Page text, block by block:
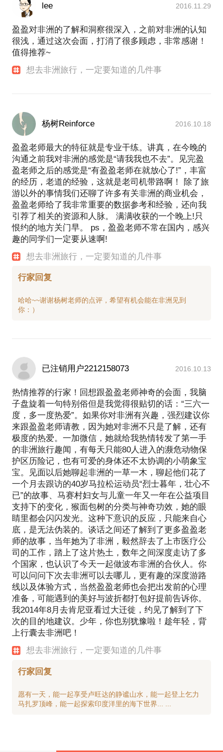
lee 2016.11.29
盈盈对非洲的了解和洞察很深入，之前对非洲的认知
很浅，通过这次会面，打消了很多顾虑，非常感谢！
值得推荐~
想去非洲旅行，一定要知道的几件事
杨树Reinforce 2016.10.18
盈盈老师最大的特征就是专业干练。讲真，在今晚的
沟通之前我对非洲的感觉是“请我我也不去”。见完盈
盈老师之后的感觉是“有盈盈老师在就放心了!”，丰富
的经历，老道的经验，这就是老司机带路啊！ 除了旅
游以外的事情我们还聊了许多有关非洲的商业机会，
盈盈老师给了我非常重要的数据参考和经验，还向我
引荐了相关的资源和人脉。 满满收获的一个晚上!只
恨约的地方关门早。 ps，盈盈老师不常在国内，感兴
趣的同学们一定要从速啊!
想去非洲旅行，一定要知道的几件事
行家回复
哈哈~~谢谢杨树老师的点评，希望有机会能在非洲见到
已注销用户2212158073 2016.10.13
热情推荐的行家！回想跟盈盈老师神奇的会面，我脑
子盘旋着一句特别俗但是我觉得很贴切的话：“三六一
度，多一度热爱”。如果你对非洲有兴趣，强烈建议你
来跟盈盈老师请教，因为她对非洲不只是了解，还有
极度的热爱。一加微信，她就给我热情转发了第一手
的非洲旅行趣闻，有每天只能80人进入的濒危动物保
护区历险记，也有可爱的身体还不太协调的小萌象宝
宝。见面以后她聊起非洲的一草一木，聊起他们花了
一个月去跟访的40岁马拉松运动员“烈士暮年，壮心不
已”的故事、马赛村妇女与儿童一年又一年在公益项目
支持下的变化，猴面包树的分类与神奇功效，她的眼
睛里都会闪闪发光。这种下意识的反应，只能来自心
底，是无法伪装的。谈话之间还了解到了更多盈盈老
师的故事，当年她为了非洲，毅然辞去了上市医疗公
司的工作，踏上了这片热土，数年之间深度走访了多
个国家，也认识了今天一起做波布非洲的合伙人。你
可以问问下次去非洲可以去哪儿，更有趣的深度游路
线以及体验方式，当然盈盈老师也会把出发前的心理
准备，可能遇到的美好与波折都打包好提前告诉你。
我2014年8月去肯尼亚看过大迁徙，约见了解到了下
次的目的地建议。少年，你也别犹豫啦！趁年轻，背
上行囊去非洲吧！
想去非洲旅行，一定要知道的几件事
行家回复
愿有一天，能一起享受卢旺达的静谧山水，能一起登上乞力